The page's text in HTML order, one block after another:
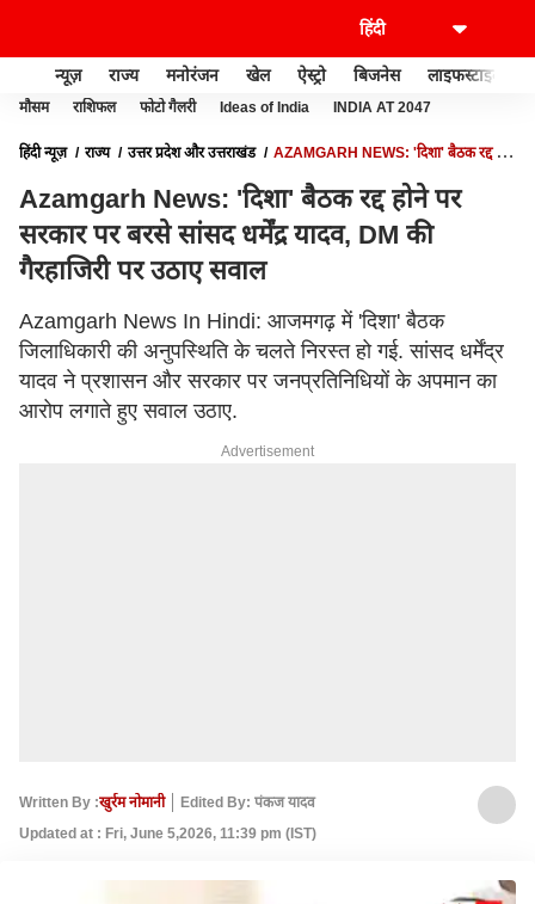
न्यूज़ राज्य मनोरंजन खेल ऐस्ट्रो बिजनेस लाइफस्टाइल
मौसम राशिफल फोटो गैलरी Ideas of India INDIA AT 2047
हिंदी न्यूज़ राज्य उत्तर प्रदेश और उत्तराखंड
AZAMGARH NEWS: 'दिशा' बैठक रद्द होने
Azamgarh News: 'दिशा' बैठक रद्द होने पर
सरकार पर बरसे सांसद धर्मेंद्र यादव, DM की
गैरहाजिरी पर उठाए सवाल
Azamgarh News In Hindi: आजमगढ़ में 'दिशा' बैठक
जिलाधिकारी की अनुपस्थिति के चलते निरस्त हो गई. सांसद धर्मेंद्र
यादव ने प्रशासन और सरकार पर जनप्रतिनिधियों के अपमान का
आरोप लगाते हुए सवाल उठाए.
Advertisement
Written By :खुर्रम नोमानी
Edited By: पंकज यादव
Updated at : Fri, June 5,2026, 11:39 pm (IST)